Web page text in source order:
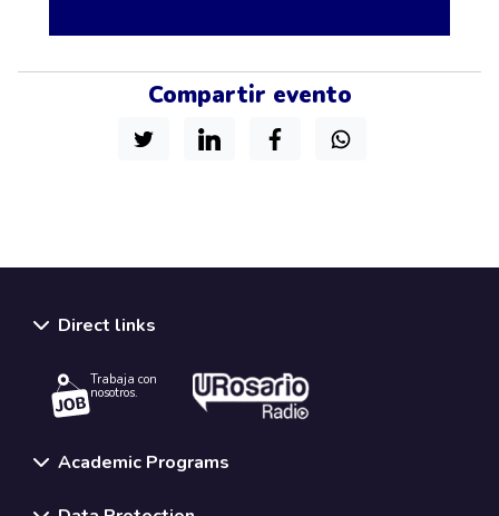
Compartir evento
Direct links
Trabaja con
nosotros.
Academic Programs